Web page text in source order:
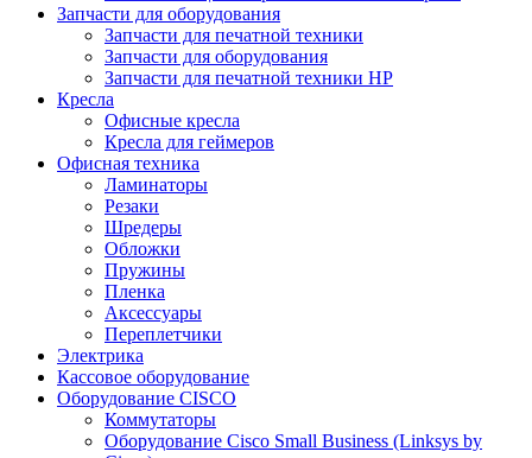
Запчасти для оборудования
Запчасти для печатной техники
Запчасти для оборудования
Запчасти для печатной техники HP
Кресла
Офисные кресла
Кресла для геймеров
Офисная техника
Ламинаторы
Резаки
Шредеры
Обложки
Пружины
Пленка
Аксессуары
Переплетчики
Электрика
Кассовое оборудование
Оборудование CISCO
Коммутаторы
Оборудование Cisco Small Business (Linksys by